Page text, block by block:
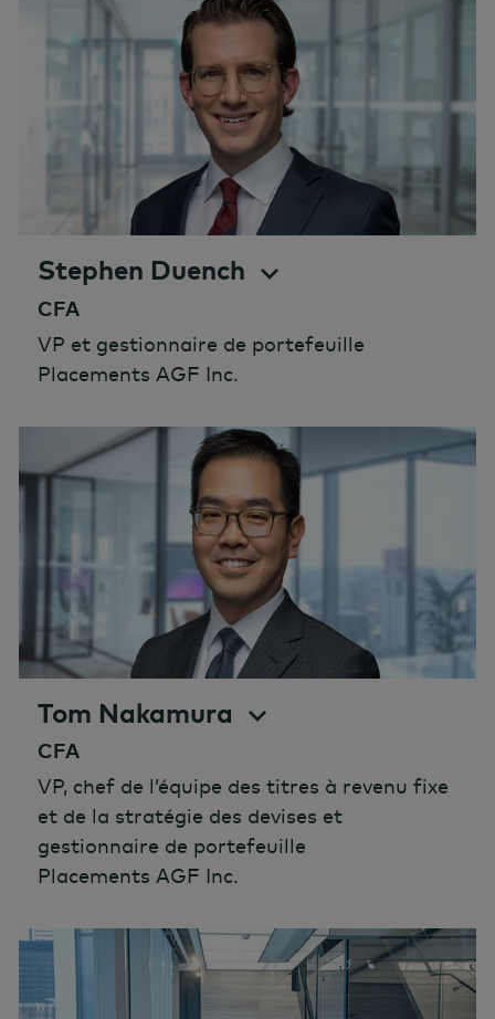
Stephen Duench
CFA
VP et gestionnaire de portefeuille
Placements AGF Inc.
Tom Nakamura
CFA
VP, chef de l’équipe des titres à revenu fixe
et de la stratégie des devises et
gestionnaire de portefeuille
Placements AGF Inc.